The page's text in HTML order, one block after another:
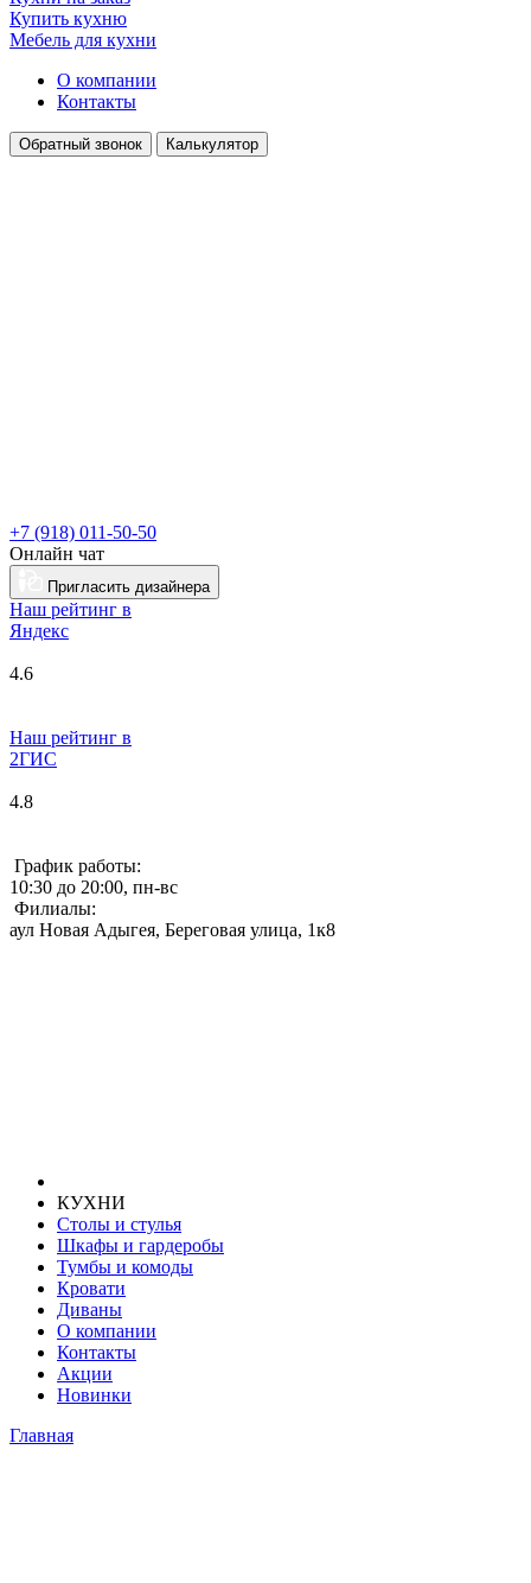
Купить кухню
Мебель для кухни
О компании
Контакты
Обратный звонок Калькулятор
+7 (918) 011-50-50
Онлайн чат
Пригласить дизайнера
Наш рейтинг в
Яндекс
4.6
Наш рейтинг в
2ГИС
4.8
График работы:
10:30 до 20:00, пн-вс
Филиалы:
аул Новая Адыгея, Береговая улица, 1к8
КУХНИ
Столы и стулья
Шкафы и гардеробы
Тумбы и комоды
Кровати
Диваны
О компании
Контакты
Акции
Новинки
Главная